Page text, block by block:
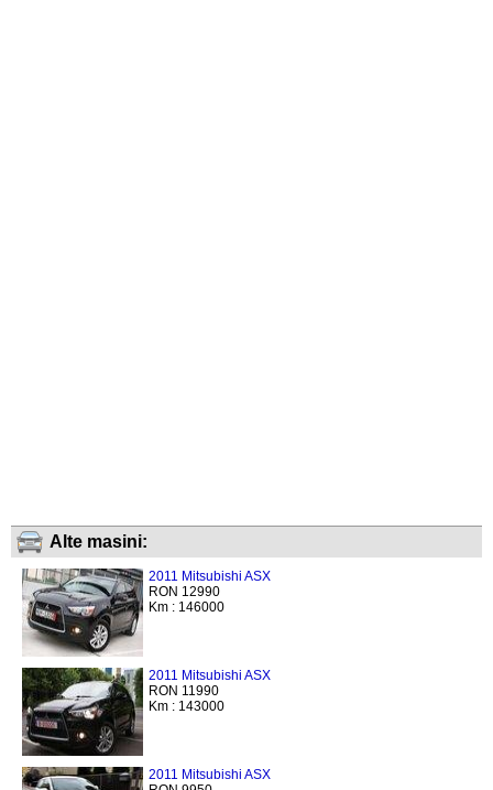
Alte masini:
2011 Mitsubishi ASX
RON 12990
Km : 146000
2011 Mitsubishi ASX
RON 11990
Km : 143000
2011 Mitsubishi ASX